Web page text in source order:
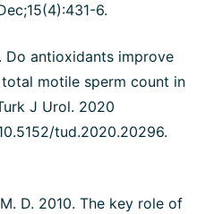
6.
Do antioxidants improve
motile sperm count in
J Urol. 2020
tud.2020.20296.
D. 2010. The key role of